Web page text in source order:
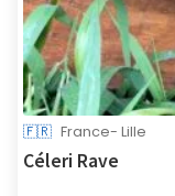
🇫🇷 France- Lille
Céleri Rave